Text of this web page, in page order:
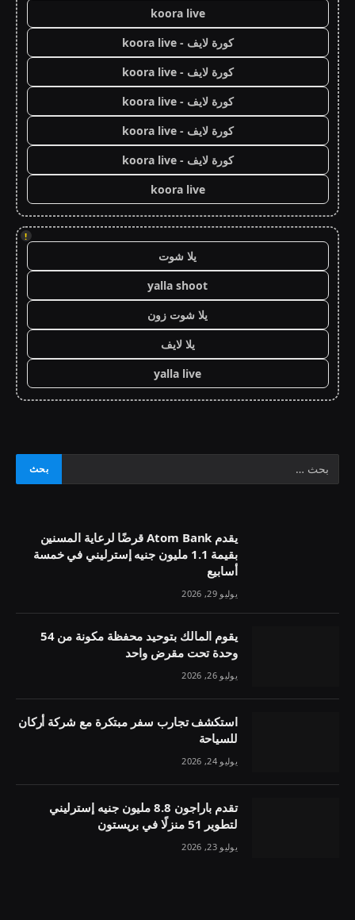
koora live
كورة لايف - koora live
كورة لايف - koora live
كورة لايف - koora live
كورة لايف - koora live
كورة لايف - koora live
koora live
!
يلا شوت
yalla shoot
يلا شوت زون
يلا لايف
yalla live
يقدم Atom Bank قرضًا لرعاية المسنين
بقيمة 1.1 مليون جنيه إسترليني في خمسة
أسابيع
يوليو 29, 2026
يقوم المالك بتوحيد محفظة مكونة من 54
وحدة تحت مقرض واحد
يوليو 26, 2026
استكشف تجارب سفر مبتكرة مع شركة أركان
للسياحة
يوليو 24, 2026
تقدم باراجون 8.8 مليون جنيه إسترليني
لتطوير 51 منزلًا في بريستون
يوليو 23, 2026